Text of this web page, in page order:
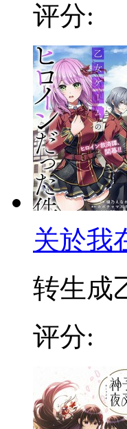
评分:
关於我
转生成
评分: